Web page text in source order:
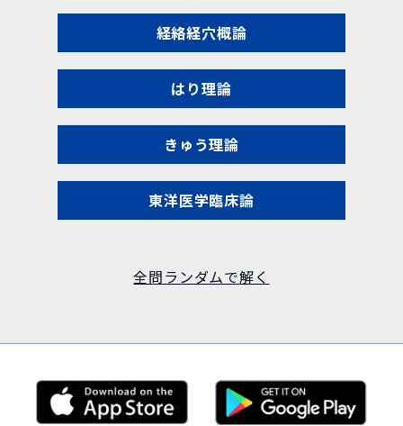
経絡経穴概論
はり理論
きゅう理論
東洋医学臨床論
全問ランダムで解く